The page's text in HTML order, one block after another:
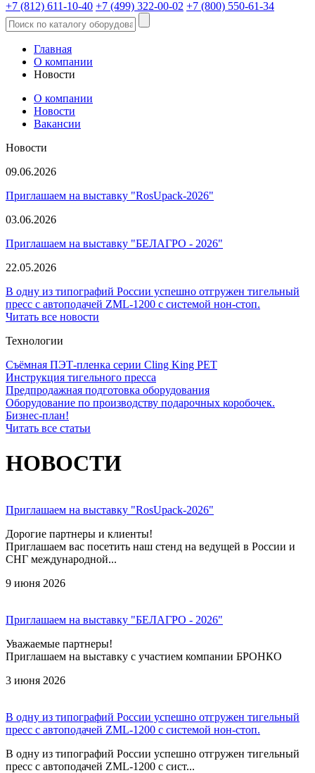
+7 (812) 611-10-40 +7 (499) 322-00-02 +7 (800) 550-61-34
Главная
О компании
Новости
О компании
Новости
Вакансии
Новости
09.06.2026
Приглашаем на выставку "RosUpack-2026"
03.06.2026
Приглашаем на выставку "БЕЛАГРО - 2026"
22.05.2026
В одну из типографий России успешно отгружен тигельный
пресс с автоподачей ZML-1200 с системой нон-стоп.
Читать все новости
Технологии
Съёмная ПЭТ-пленка серии Cling King PET
Инструкция тигельного пресса
Предпродажная подготовка оборудования
Оборудование по производству подарочных коробочек.
Бизнес-план!
Читать все статьи
НОВОСТИ
Приглашаем на выставку "RosUpack-2026"
Дорогие партнеры и клиенты!
Приглашаем вас посетить наш стенд на ведущей в России и
СНГ международной...
9 июня 2026
Приглашаем на выставку "БЕЛАГРО - 2026"
Уважаемые партнеры!
Приглашаем на выставку с участием компании БРОНКО
3 июня 2026
В одну из типографий России успешно отгружен тигельный
пресс с автоподачей ZML-1200 с системой нон-стоп.
В одну из типографий России успешно отгружен тигельный
пресс с автоподачей ZML-1200 с сист...